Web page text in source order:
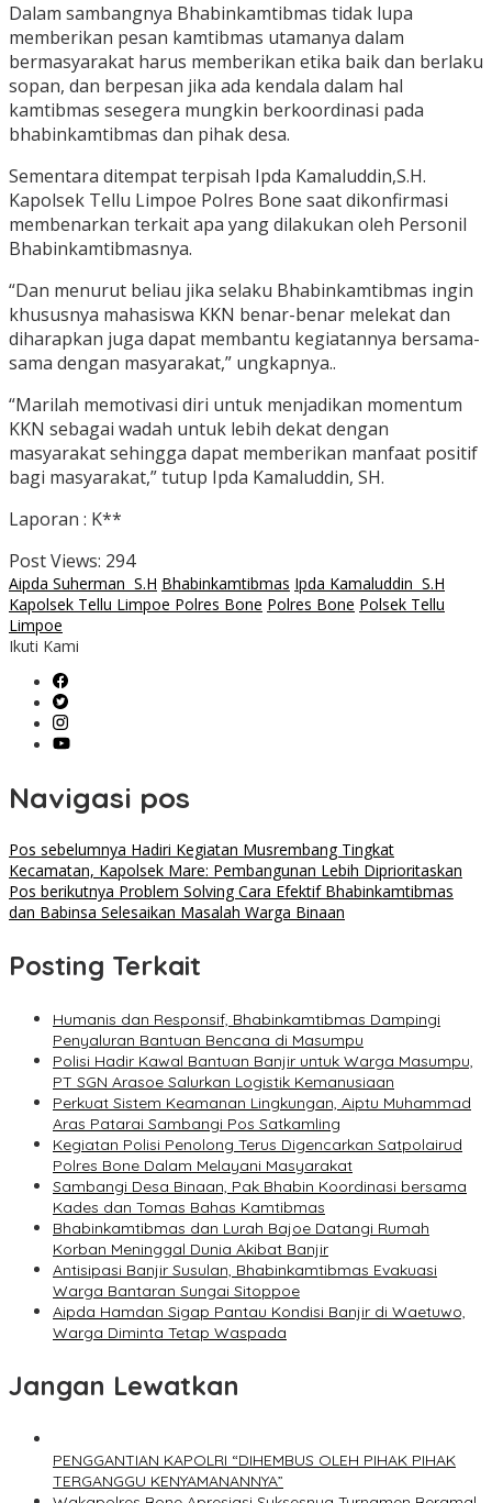
Dalam sambangnya Bhabinkamtibmas tidak lupa
memberikan pesan kamtibmas utamanya dalam
bermasyarakat harus memberikan etika baik dan berlaku
sopan, dan berpesan jika ada kendala dalam hal
kamtibmas sesegera mungkin berkoordinasi pada
bhabinkamtibmas dan pihak desa.
Sementara ditempat terpisah Ipda Kamaluddin,S.H.
Kapolsek Tellu Limpoe Polres Bone saat dikonfirmasi
membenarkan terkait apa yang dilakukan oleh Personil
Bhabinkamtibmasnya.
“Dan menurut beliau jika selaku Bhabinkamtibmas ingin
khususnya mahasiswa KKN benar-benar melekat dan
diharapkan juga dapat membantu kegiatannya bersama-
sama dengan masyarakat,” ungkapnya..
“Marilah memotivasi diri untuk menjadikan momentum
KKN sebagai wadah untuk lebih dekat dengan
masyarakat sehingga dapat memberikan manfaat positif
bagi masyarakat,” tutup Ipda Kamaluddin, SH.
Laporan : K**
Post Views: 294
Aipda Suherman S.H Bhabinkamtibmas Ipda Kamaluddin S.H
Kapolsek Tellu Limpoe Polres Bone Polres Bone Polsek Tellu
Limpoe
Ikuti Kami
Navigasi pos
Pos sebelumnya Hadiri Kegiatan Musrembang Tingkat
Kecamatan, Kapolsek Mare: Pembangunan Lebih Diprioritaskan
Pos berikutnya Problem Solving Cara Efektif Bhabinkamtibmas
dan Babinsa Selesaikan Masalah Warga Binaan
Posting Terkait
Humanis dan Responsif, Bhabinkamtibmas Dampingi
Penyaluran Bantuan Bencana di Masumpu
Polisi Hadir Kawal Bantuan Banjir untuk Warga Masumpu,
PT SGN Arasoe Salurkan Logistik Kemanusiaan
Perkuat Sistem Keamanan Lingkungan, Aiptu Muhammad
Aras Patarai Sambangi Pos Satkamling
Kegiatan Polisi Penolong Terus Digencarkan Satpolairud
Polres Bone Dalam Melayani Masyarakat
Sambangi Desa Binaan, Pak Bhabin Koordinasi bersama
Kades dan Tomas Bahas Kamtibmas
Bhabinkamtibmas dan Lurah Bajoe Datangi Rumah
Korban Meninggal Dunia Akibat Banjir
Antisipasi Banjir Susulan, Bhabinkamtibmas Evakuasi
Warga Bantaran Sungai Sitoppoe
Aipda Hamdan Sigap Pantau Kondisi Banjir di Waetuwo,
Warga Diminta Tetap Waspada
Jangan Lewatkan
PENGGANTIAN KAPOLRI “DIHEMBUS OLEH PIHAK PIHAK
TERGANGGU KENYAMANANNYA”